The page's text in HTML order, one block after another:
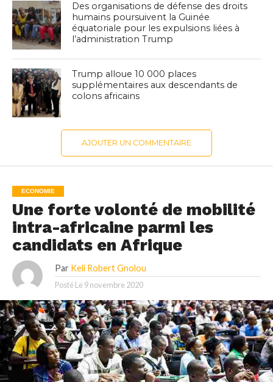
Des organisations de défense des droits
humains poursuivent la Guinée
équatoriale pour les expulsions liées à
l’administration Trump
Trump alloue 10 000 places
supplémentaires aux descendants de
colons africains
AJOUTER UN COMMENTAIRE
ECONOMIE
Une forte volonté de mobilité
intra-africaine parmi les
candidats en Afrique
Par Keli Robert Gnolou
Posté Le 9 novembre 2020